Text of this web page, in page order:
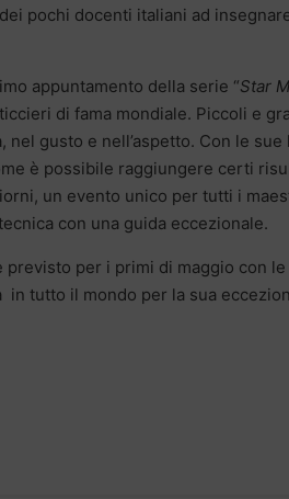
pochi docenti italiani ad
appuntamento della serie “Star
di fama mondiale. Piccoli e
gusto e nell’aspetto. Con le
è possibile raggiungere certi
un evento unico per tutti i
con una guida eccezionale.
previsto per i primi di maggio con
in tutto il mondo per la sua